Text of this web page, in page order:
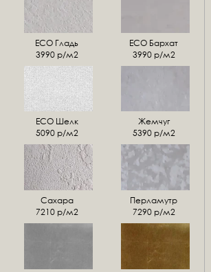
ЕСО Гладь
3990 р/м2
ECO Бархат
3990 р/м2
ЕСО Шелк
5090 р/м2
Жемчуг
5390 р/м2
Сахара
7210 р/м2
Перламутр
7290 р/м2